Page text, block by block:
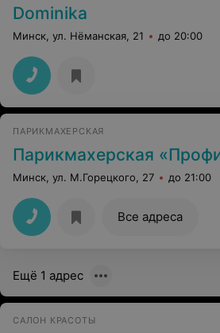
Dominika
Минск, ул. Нёманская, 21 до 20:00
ПАРИКМАХЕРСКАЯ
Парикмахерская
Минск, ул. М.Горецкого, 27 до 21:00
Все адреса
Ещё 1 адрес
САЛОН КРАСОТЫ